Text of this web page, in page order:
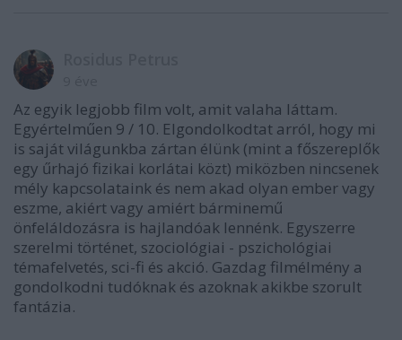
Az egyik legjobb film volt, amit valaha láttam.
Egyértelműen 9 / 10. Elgondolkodtat arról, hogy mi
is saját világunkba zártan élünk (mint a főszereplők
egy űrhajó fizikai korlátai közt) miközben nincsenek
mély kapcsolataink és nem akad olyan ember vagy
eszme, akiért vagy amiért bárminemű
önfeláldozásra is hajlandóak lennénk. Egyszerre
szerelmi történet, szociológiai - pszichológiai
témafelvetés, sci-fi és akció. Gazdag filmélmény a
gondolkodni tudóknak és azoknak akikbe szorult
fantázia.